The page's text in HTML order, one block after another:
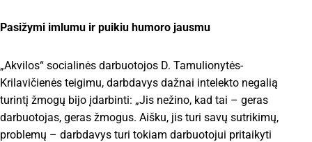
Pasižymi imlumu ir puikiu humoro jausmu
„Akvilos“ socialinės darbuotojos D. Tamulionytės-
Krilavičienės teigimu, darbdavys dažnai intelekto negalią
turintį žmogų bijo įdarbinti: „Jis nežino, kad tai – geras
darbuotojas, geras žmogus. Aišku, jis turi savų sutrikimų,
problemų – darbdavys turi tokiam darbuotojui pritaikyti